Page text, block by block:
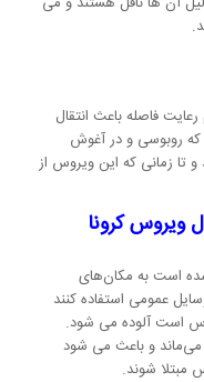
فاصله باعث انتقال
روبوسی و در آغوش
و تا زمانی که این ویروس از
ویروس کرونا
است به مکان‌های
عمومی استفاده کنند
است آلوده می شود.
می‌ماند و باعث می شود
مبتلا شوند.